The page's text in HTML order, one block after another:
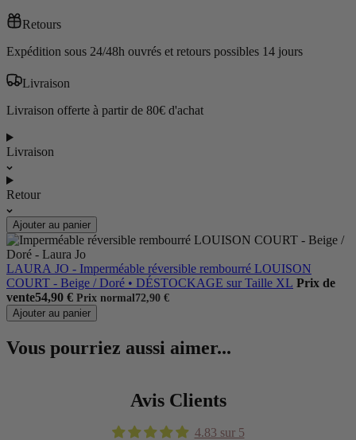
Retours
Expédition sous 24/48h ouvrés et retours possibles 14 jours
Livraison
Livraison offerte à partir de 80€ d'achat
Livraison
Retour
Ajouter au panier
LAURA JO - Imperméable réversible rembourré LOUISON
COURT - Beige / Doré • DÉSTOCKAGE sur Taille XL Prix de
vente54,90 € Prix normal72,90 €
Ajouter au panier
Vous pourriez aussi aimer...
Avis Clients
4.83 sur 5